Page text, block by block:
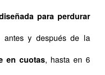
para perdurar
antes y después de la
en cuotas, hasta en 6